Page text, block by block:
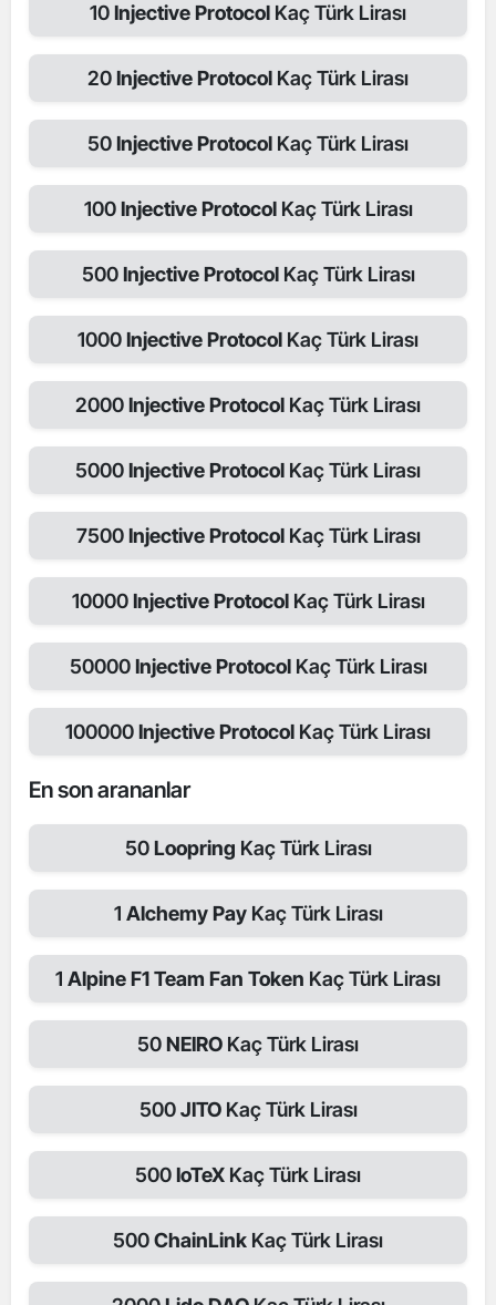
10Injective Protocol Kaç Türk Lirası
20Injective Protocol Kaç Türk Lirası
50Injective Protocol Kaç Türk Lirası
100Injective Protocol Kaç Türk Lirası
500Injective Protocol Kaç Türk Lirası
1000Injective Protocol Kaç Türk Lirası
2000Injective Protocol Kaç Türk Lirası
5000Injective Protocol Kaç Türk Lirası
7500Injective Protocol Kaç Türk Lirası
10000Injective Protocol Kaç Türk Lirası
50000Injective Protocol Kaç Türk Lirası
100000Injective Protocol Kaç Türk Lirası
En son arananlar
50Loopring Kaç Türk Lirası
1 Alchemy Pay Kaç Türk Lirası
1 Alpine F1 Team Fan Token Kaç Türk Lirası
50NEIRO Kaç Türk Lirası
500JITO Kaç Türk Lirası
500IoTeX Kaç Türk Lirası
500ChainLink Kaç Türk Lirası